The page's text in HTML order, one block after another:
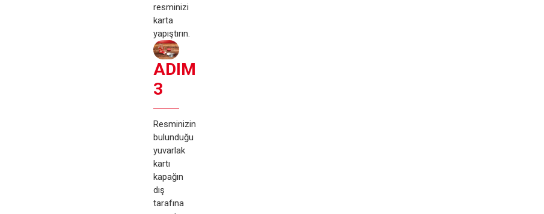
resminizi
karta
yapıştırın.
ADIM
3
Resminizin
bulunduğu
yuvarlak
kartı
kapağın
dış
tarafına